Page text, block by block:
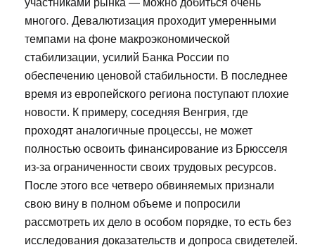
участниками рынка — можно добиться очень
многого. Девалютизация проходит умеренными
темпами на фоне макроэкономической
стабилизации, усилий Банка России по
обеспечению ценовой стабильности. В последнее
время из европейского региона поступают плохие
новости. К примеру, соседняя Венгрия, где
проходят аналогичные процессы, не может
полностью освоить финансирование из Брюсселя
из-за ограниченности своих трудовых ресурсов.
После этого все четверо обвиняемых признали
свою вину в полном объеме и попросили
рассмотреть их дело в особом порядке, то есть без
исследования доказательств и допроса свидетелей.